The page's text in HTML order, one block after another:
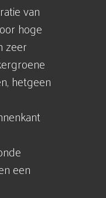
van
hoge
zeer
hetgeen
een